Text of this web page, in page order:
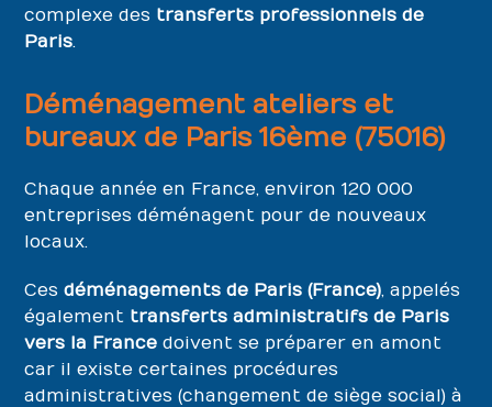
complexe des transferts professionnels de
Paris.
Déménagement ateliers et
bureaux de Paris 16ème (75016)
Chaque année en France, environ 120 000
entreprises déménagent pour de nouveaux
locaux.
Ces déménagements de Paris (France), appelés
également transferts administratifs de Paris
vers la France doivent se préparer en amont
car il existe certaines procédures
administratives (changement de siège social) à